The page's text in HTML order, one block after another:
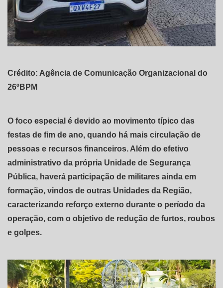
Crédito: Agência de Comunicação Organizacional do
26ºBPM
O foco especial é devido ao movimento típico das
festas de fim de ano, quando há mais circulação de
pessoas e recursos financeiros. Além do efetivo
administrativo da própria Unidade de Segurança
Pública, haverá participação de militares ainda em
formação, vindos de outras Unidades da Região,
caracterizando reforço externo durante o período da
operação, com o objetivo de redução de furtos, roubos
e golpes.